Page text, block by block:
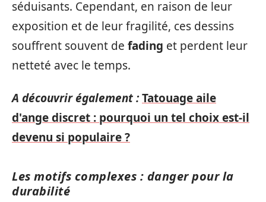
séduisants. Cependant, en raison de leur
exposition et de leur fragilité, ces dessins
souffrent souvent de fading et perdent leur
netteté avec le temps.
A découvrir également :Tatouage aile
d'ange discret : pourquoi un tel choix est-il
devenu si populaire ?
Les motifs complexes : danger pour la
durabilité